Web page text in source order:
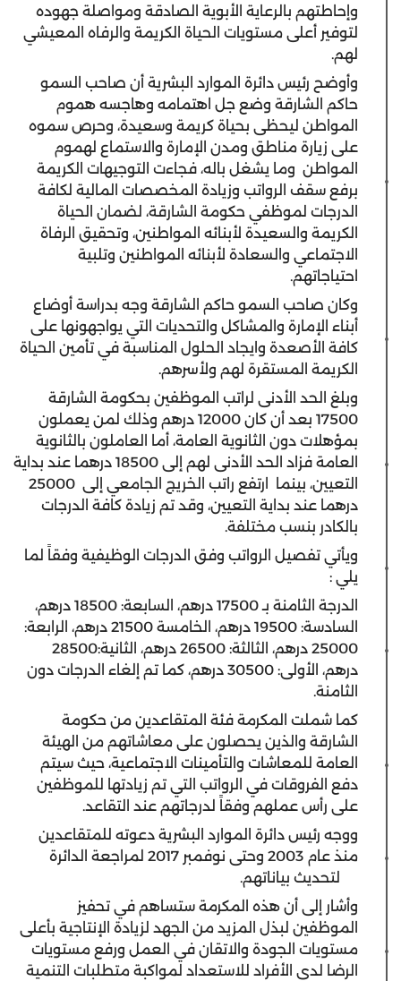
وإحاطتهم بالرعاية الأبوية الصادقة ومواصلة جهوده
لتوفير أعلى مستويات الحياة الكريمة والرفاه المعيشي
لهم.
وأوضح رئيس دائرة الموارد البشرية أن صاحب السمو
حاكم الشارقة وضع جل اهتمامه وهاجسه هموم
المواطن ليحظى بحياة كريمة وسعيدة، وحرص سموه
على زيارة مناطق ومدن الإمارة والاستماع لهموم
المواطن وما يشغل باله، فجاءت التوجيهات الكريمة
برفع سقف الرواتب وزيادة المخصصات المالية لكافة
الدرجات لموظفي حكومة الشارقة، لضمان الحياة
الكريمة والسعيدة لأبنائه المواطنين، وتحقيق الرفاة
الاجتماعي والسعادة لأبنائه المواطنين وتلبية
احتياجاتهم.
وكان صاحب السمو حاكم الشارقة وجه بدراسة أوضاع
أبناء الإمارة والمشاكل والتحديات التي يواجهونها على
كافة الأصعدة وايجاد الحلول المناسبة في تأمين الحياة
الكريمة المستقرة لهم ولأسرهم.
وبلغ الحد الأدنى لراتب الموظفين بحكومة الشارقة
17500 بعد أن كان 12000 درهم وذلك لمن يعملون
بمؤهلات دون الثانوية العامة، أما العاملون بالثانوية
العامة فزاد الحد الأدنى لهم إلى 18500 درهما عند بداية
التعيين، بينما ارتفع راتب الخريج الجامعي إلى 25000
درهما عند بداية التعيين، وقد تم زيادة كافة الدرجات
بالكادر بنسب مختلفة.
ويأتي تفصيل الرواتب وفق الدرجات الوظيفية وفقاً لما
يلي :
الدرجة الثامنة بـ 17500 درهم، السابعة: 18500 درهم،
السادسة: 19500 درهم، الخامسة 21500 درهم، الرابعة:
25000 درهم، الثالثة: 26500 درهم، الثانية:28500
درهم، الأولى: 30500 درهم، كما تم إلغاء الدرجات دون
الثامنة.
كما شملت المكرمة فئة المتقاعدين من حكومة
الشارقة والذين يحصلون على معاشاتهم من الهيئة
العامة للمعاشات والتأمينات الاجتماعية، حيث سيتم
دفع الفروقات في الرواتب التي تم زيادتها للموظفين
على رأس عملهم وفقاً لدرجاتهم عند التقاعد.
ووجه رئيس دائرة الموارد البشرية دعوته للمتقاعدين
منذ عام 2003 وحتى نوفمبر 2017 لمراجعة الدائرة
لتحديث بياناتهم.
وأشار إلى أن هذه المكرمة ستساهم في تحفيز
الموظفين لبذل المزيد من الجهد لزيادة الإنتاجية بأعلى
مستويات الجودة والاتقان في العمل ورفع مستويات
الرضا لدى الأفراد للاستعداد لمواكبة متطلبات التنمية